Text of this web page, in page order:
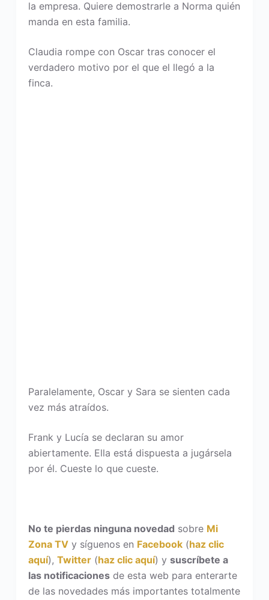
la empresa. Quiere demostrarle a Norma quién
manda en esta familia.
Claudia rompe con Oscar tras conocer el
verdadero motivo por el que el llegó a la
finca.
Paralelamente, Oscar y Sara se sienten cada
vez más atraídos.
Frank y Lucía se declaran su amor
abiertamente. Ella está dispuesta a jugársela
por él. Cueste lo que cueste.
No te pierdas ninguna novedad sobre Mi
Zona TVy síguenos en Facebook(haz clic
aquí), Twitter(haz clic aquí) y suscríbete a
las notificacionesde esta web para enterarte
de las novedades más importantes totalmente